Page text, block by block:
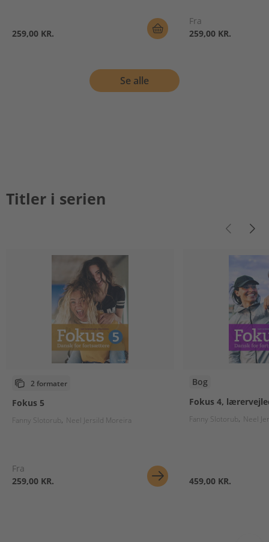
259,00 KR.
Fra
259,00 KR.
Se alle
Titler i serien
2 formater
Fokus 5
Fanny Slotorub Neel Jersild Moreira
Fra
259,00 KR.
Bog
Fokus 4,
Fanny Slotorub Neel
459,00 KR.